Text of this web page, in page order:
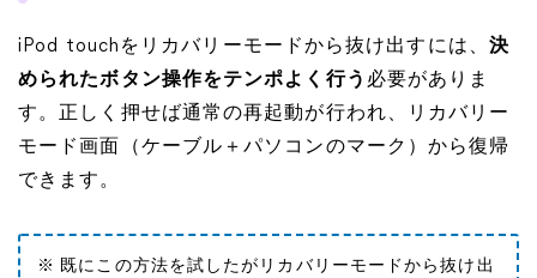
iPod touchをリカバリーモードから抜け出すには、 決
められたボタン操作をテンポよく行う 必要がありま
す。正しく押せば通常の再起動が行われ、リカバリー
モード画面（ケーブル＋パソコンのマーク）から復帰
できます。
※ 既にこの方法を試したがリカバリーモードから抜け出